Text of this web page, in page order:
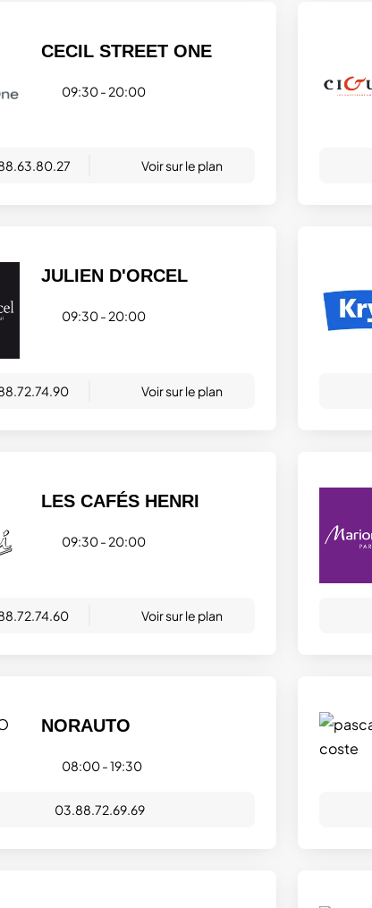
CECIL STREET ONE
09:30 - 20:00
Voir sur le plan
JULIEN D'ORCEL
09:30 - 20:00
Voir sur le plan
LES CAFÉS HENRI
09:30 - 20:00
Voir sur le plan
NORAUTO
08:00 - 19:30
03.88.72.69.69